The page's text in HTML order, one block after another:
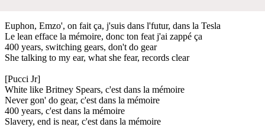
Euphon, Emzo', on fait ça, j'suis dans l'futur, dans la Tesla
Le lean efface la mémoire, donc ton feat j'ai zappé ça
400 years, switching gears, don't do gear
She talking to my ear, what she fear, records clear
[Pucci Jr]
White like Britney Spears, c'est dans la mémoire
Never gon' do gear, c'est dans la mémoire
400 years, c'est dans la mémoire
Slavery, end is near, c'est dans la mémoire